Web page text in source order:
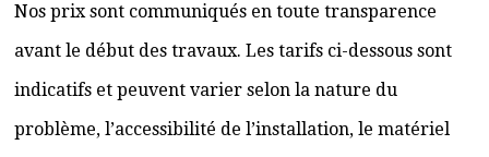
Nos prix sont communiqués en toute transparence
avant le début des travaux. Les tarifs ci-dessous sont
indicatifs et peuvent varier selon la nature du
problème, l’accessibilité de l’installation, le matériel